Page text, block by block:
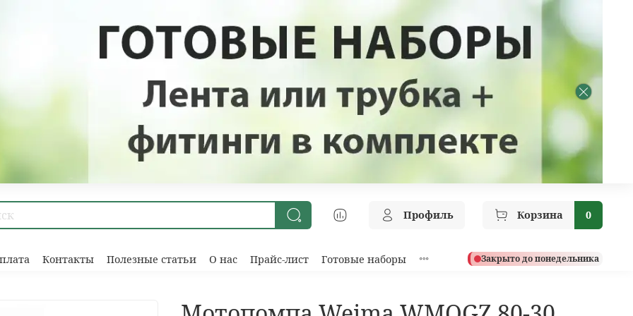
Профиль Корзина 0
Контакты Полезные статьи О нас Прайс-лист Готовые наборы Закрыто до понедельника